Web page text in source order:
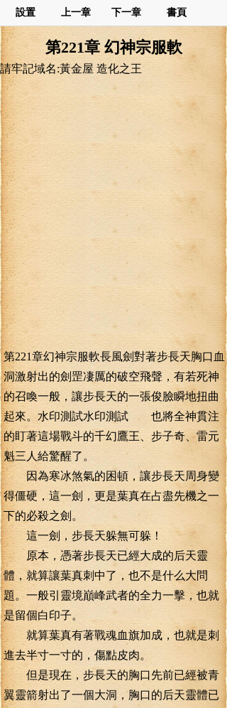
設置 上一章 下一章 書頁
第221章 幻神宗服軟
請牢記域名:黃金屋 造化之王
第221章幻神宗服軟長風劍對著步長天胸口血
洞激射出的劍罡凄厲的破空飛聲，有若死神
的召喚一般，讓步長天的一張俊臉瞬地扭曲
起來。水印測試水印測試 也將全神貫注
的盯著這場戰斗的千幻鷹王、步子奇、雷元
魁三人給驚醒了。
因為寒冰煞氣的困頓，讓步長天周身變
得僵硬，這一劍，更是葉真在占盡先機之一
下的必殺之劍。
這一劍，步長天躲無可躲！
原本，憑著步長天已經大成的后天靈
體，就算讓葉真刺中了，也不是什么大問
題。一般引靈境巔峰武者的全力一擊，也就
是留個白印子。
就算葉真有著戰魂血旗加成，也就是刺
進去半寸一寸的，傷點皮肉。
但是現在，步長天的胸口先前已經被青
翼靈箭射出了一個大洞，胸口的后天靈體已